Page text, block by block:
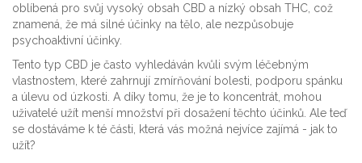
oblíbená pro svůj vysoký obsah CBD a nízký obsah THC, což
znamená, že má silné účinky na tělo, ale nezpůsobuje
psychoaktivní účinky.
Tento typ CBD je často vyhledáván kvůli svým léčebným
vlastnostem, které zahrnují zmírňování bolesti, podporu spánku
a úlevu od úzkosti. A díky tomu, že je to koncentrát, mohou
uživatelé užít menší množství při dosažení těchto účinků. Ale teď
se dostáváme k té části, která vás možná nejvíce zajímá - jak to
užít?